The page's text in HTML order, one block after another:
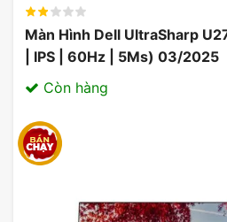
Màn Hình Dell UltraSharp
| IPS | 60Hz | 5Ms) 03/2025
Còn hàng